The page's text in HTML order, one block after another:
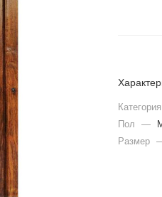
Категория
Пол
—
Размер